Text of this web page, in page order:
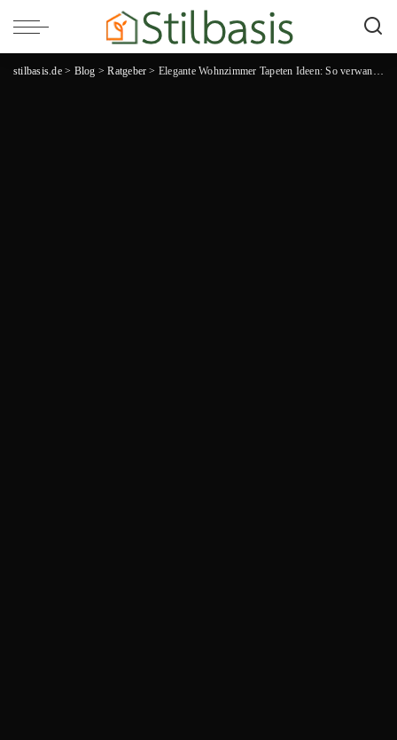
stilbasis.de> Blog >Ratgeber > Elegante Wohnzimmer Tapeten Ideen: So verwandeln Sie Ihr Zuhause in eine stilvolle Oase